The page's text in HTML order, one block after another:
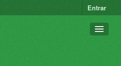
Entrar